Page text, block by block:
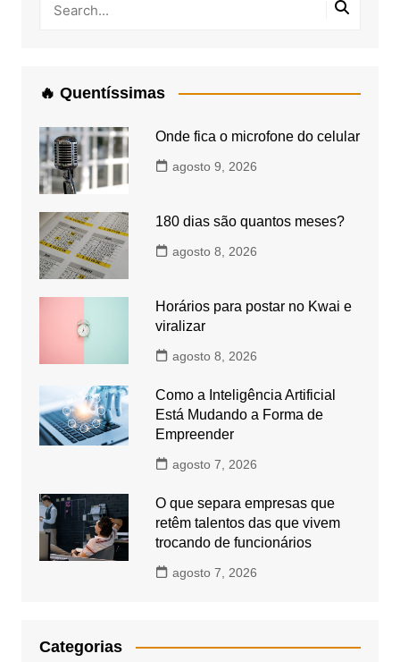
🔥 Quentíssimas
Onde fica o microfone do celular
agosto 9, 2026
180 dias são quantos meses?
agosto 8, 2026
Horários para postar no Kwai e
viralizar
agosto 8, 2026
Como a Inteligência Artificial
Está Mudando a Forma de
Empreender
agosto 7, 2026
O que separa empresas que
retêm talentos das que vivem
trocando de funcionários
agosto 7, 2026
Categorias